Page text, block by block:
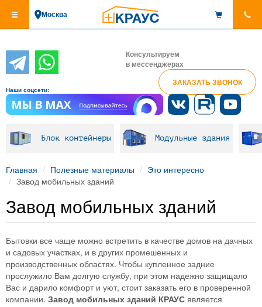
основному
Москва
Консультируем
в мессенджерах
ЗАКАЗАТЬ ЗВОНОК
Наши соцсети:
Блок контейнеры Модульные здания
Главная Полезные материалы
Это интересно
Завод мобильных зданий
Завод мобильных зданий
Бытовки все чаще можно встретить в качестве домов на дачных
и садовых участках, и в других промешенных и
производственных областях. Чтобы купленное задние
прослужило Вам долгую службу, при этом надежно защищало
Вас и дарило комфорт и уют, стоит заказать его в проверенной
компании. Завод мобильных зданий КРАУС является